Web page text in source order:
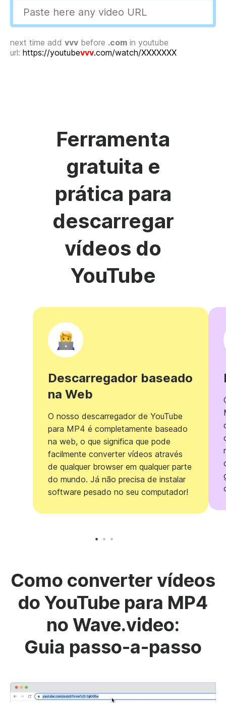
next time add vvv before .com in youtube
url: https://youtubevvv.com/watch/XXXXXXX
Ferramenta
gratuita e
prática para
descarregar
vídeos do
YouTube
Descarregador baseado
na Web
O nosso descarregador de YouTube
para MP4 é completamente baseado
na web, o que significa que pode
facilmente converter vídeos através
de qualquer browser em qualquer parte
do mundo. Já não precisa de instalar
software pesado no seu computador!
Como converter vídeos
do YouTube para MP4
no Wave.video:
Guia passo-a-passo